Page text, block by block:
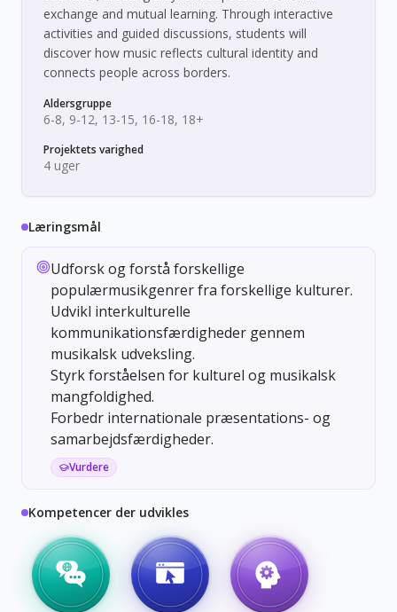
exchange and mutual learning. Through interactive
activities and guided discussions, students will
discover how music reflects cultural identity and
connects people across borders.
Aldersgruppe
6-8, 9-12, 13-15, 16-18, 18+
Projektets varighed
4 uger
Læringsmål
Udforsk og forstå forskellige
populærmusikgenrer fra forskellige kulturer.
Udvikl interkulturelle
kommunikationsfærdigheder gennem
musikalsk udveksling.
Styrk forståelsen for kulturel og musikalsk
mangfoldighed.
Forbedr internationale præsentations- og
samarbejdsfærdigheder.
Vurdere
Kompetencer der udvikles